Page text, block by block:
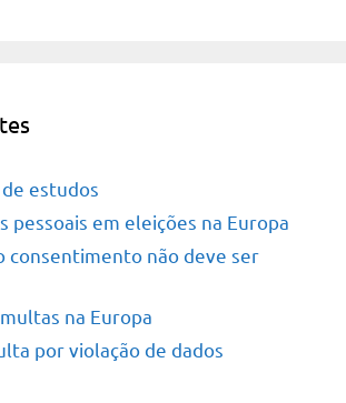
estudos
pessoais em eleições na Europa
consentimento não deve ser
na Europa
por violação de dados